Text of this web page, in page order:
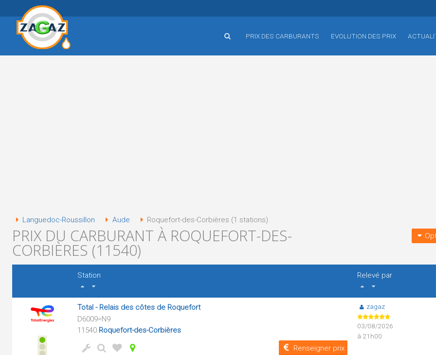
PRIX DES CARBURANTS EVOLUTION DES PRIX
Languedoc-Roussillon Aude Roquefort-des-Corbières (1 stations)
PRIX DU CARBURANT À ROQUEFORT-DES-
CORBIÈRES (11540)
Station
Relevé par
Total - Relais des côtes de Roquefort
D6009=N9
11540 Roquefort-des-Corbières
Renseigner prix
zagaz
03/08/2026
à 21h00